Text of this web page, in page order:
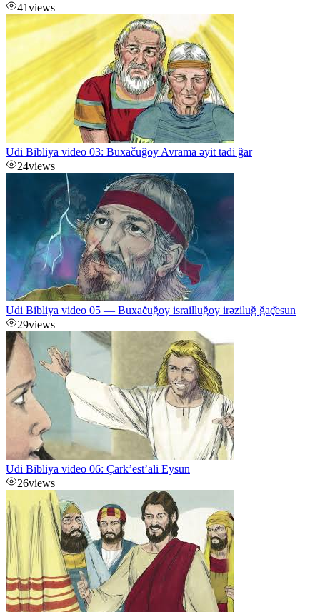
41views
Udi Bibliya video 03: Buxačuğoy Avrama əyit tadi ğar
24views
Udi Bibliya video 05 — Buxačuğoy israilluğoy irəziluğ ğaç̌esun
29views
Udi Bibliya video 06: Çark’est’ali Eysun
26views